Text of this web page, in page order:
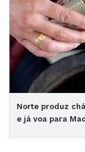
Norte produz
e já voa para